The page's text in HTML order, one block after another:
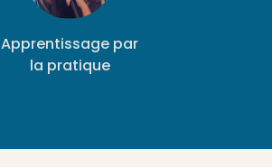
Apprentissage par
la pratique